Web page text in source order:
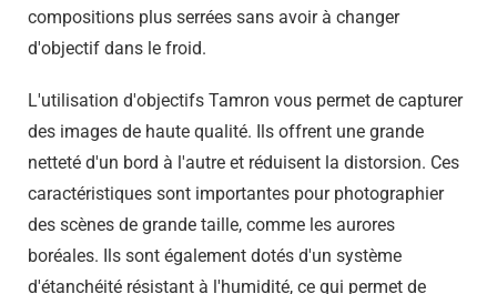
compositions plus serrées sans avoir à changer
d'objectif dans le froid.
L'utilisation d'objectifs Tamron vous permet de capturer
des images de haute qualité. Ils offrent une grande
netteté d'un bord à l'autre et réduisent la distorsion. Ces
caractéristiques sont importantes pour photographier
des scènes de grande taille, comme les aurores
boréales. Ils sont également dotés d'un système
d'étanchéité résistant à l'humidité, ce qui permet de